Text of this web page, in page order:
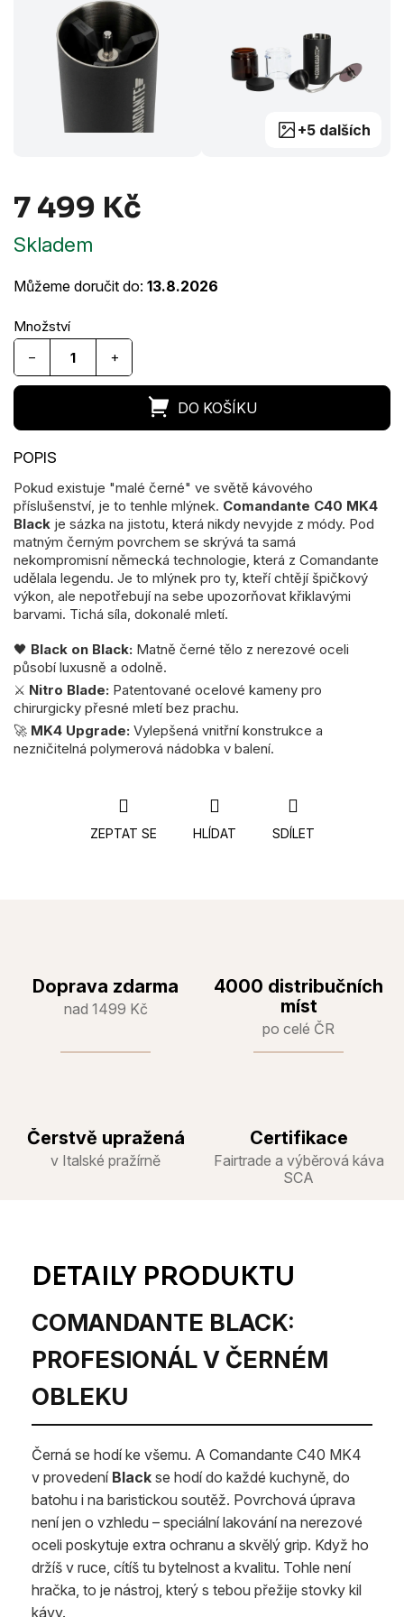
+5 dalších
7 499 Kč
Skladem
Můžeme doručit do: 13.8.2026
+
−
Pokud existuje "malé černé" ve světě kávového
příslušenství, je to tenhle mlýnek. Comandante C40 MK4
Black je sázka na jistotu, která nikdy nevyjde z módy. Pod
matným černým povrchem se skrývá ta samá
nekompromisní německá technologie, která z Comandante
udělala legendu. Je to mlýnek pro ty, kteří chtějí špičkový
výkon, ale nepotřebují na sebe upozorňovat křiklavými
barvami. Tichá síla, dokonalé mletí.
🖤 Black on Black: Matně černé tělo z nerezové oceli
působí luxusně a odolně.
⚔️ Nitro Blade: Patentované ocelové kameny pro
chirurgicky přesné mletí bez prachu.
🚀 MK4 Upgrade: Vylepšená vnitřní konstrukce a
nezničitelná polymerová nádobka v balení.
ZEPTAT SE HLÍDAT SDÍLET
Doprava zdarma
nad 1499 Kč
4000 distribučních
míst
po celé ČR
Čerstvě upražená
v Italské pražírně
Certifikace
Fairtrade a výběrová káva
SCA
COMANDANTE BLACK:
PROFESIONÁL V ČERNÉM
OBLEKU
Černá se hodí ke všemu. A Comandante C40 MK4
v provedení Black se hodí do každé kuchyně, do
batohu i na baristickou soutěž. Povrchová úprava
není jen o vzhledu – speciální lakování na nerezové
oceli poskytuje extra ochranu a skvělý grip. Když ho
držíš v ruce, cítíš tu bytelnost a kvalitu. Tohle není
hračka, to je nástroj, který s tebou přežije stovky kil
kávy.